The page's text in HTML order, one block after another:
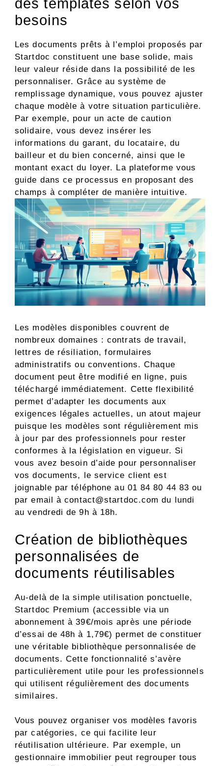
des templates selon vos
besoins
Les documents prêts à l’emploi proposés par
Startdoc constituent une base solide, mais
leur valeur réside dans la possibilité de les
personnaliser. Grâce au système de
remplissage dynamique, vous pouvez ajuster
chaque modèle à votre situation particulière.
Par exemple, pour un acte de caution
solidaire, vous devez insérer les
informations du garant, du locataire, du
bailleur et du bien concerné, ainsi que le
montant exact du loyer. La plateforme vous
guide dans ce processus en proposant des
champs à compléter de manière intuitive.
Les modèles disponibles couvrent de
nombreux domaines : contrats de travail,
lettres de résiliation, formulaires
administratifs ou conventions. Chaque
document peut être modifié en ligne, puis
téléchargé immédiatement. Cette flexibilité
permet d’adapter les documents aux
exigences légales actuelles, un atout majeur
puisque les modèles sont régulièrement mis
à jour par des professionnels pour rester
conformes à la législation en vigueur. Si
vous avez besoin d’aide pour personnaliser
vos documents, le service client est
joignable par téléphone au 01 84 80 44 83 ou
par email àcontact@startdoc.com du lundi
au vendredi de 9h à 18h.
Création de bibliothèques
personnalisées de
documents réutilisables
Au-delà de la simple utilisation ponctuelle,
Startdoc Premium (accessible via un
abonnement à 39€/mois après une période
d’essai de 48h à 1,79€) permet de constituer
une véritable bibliothèque personnalisée de
documents. Cette fonctionnalité s’avère
particulièrement utile pour les professionnels
qui utilisent régulièrement des documents
similaires.
Vous pouvez organiser vos modèles favoris
par catégories, ce qui facilite leur
réutilisation ultérieure. Par exemple, un
gestionnaire immobilier peut regrouper tous